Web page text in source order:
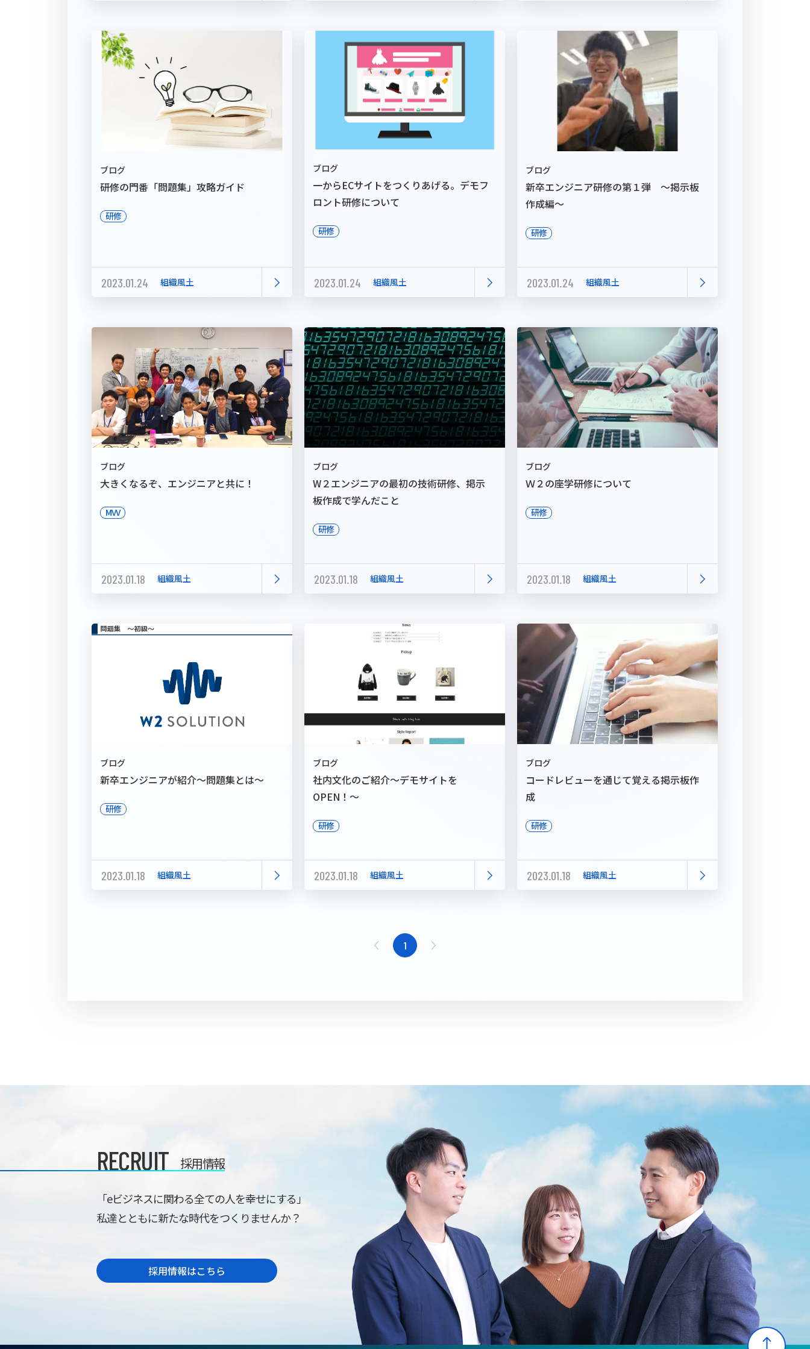
ブログ
研修の門番「問題集」攻略ガイド
研修
2023.01.24 組織風土
ブログ
一からECサイトをつくりあげる。デモフ
ロント研修について
研修
2023.01.24 組織風土
ブログ
新卒エンジニア研修の第１弾 ～掲示板
作成編～
研修
2023.01.24 組織風土
ブログ
大きくなるぞ、エンジニアと共に！
MVV
2023.01.18 組織風土
ブログ
W２エンジニアの最初の技術研修、掲示
板作成で学んだこと
研修
2023.01.18 組織風土
ブログ
Ｗ２の座学研修について
研修
2023.01.18 組織風土
ブログ
新卒エンジニアが紹介～問題集とは～
研修
2023.01.18 組織風土
ブログ
社内文化のご紹介～デモサイトを
OPEN！～
研修
2023.01.18 組織風土
ブログ
コードレビューを通じて覚える掲示板作
成
研修
2023.01.18 組織風土
1
RECRUIT 採用情報
「eビジネスに関わる全ての人を幸せにする」
私達とともに新たな時代をつくりませんか？
採用情報はこちら